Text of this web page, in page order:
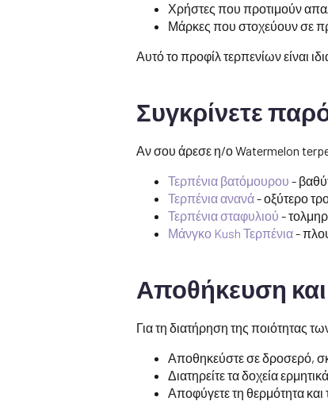
Χρήστες που προτιμούν
Μάρκες που στοχεύουν σε
Αυτό το προφίλ τερπενίων είναι
Συγκρίνετε
Αν σου άρεσε η/ο Watermelon
Τερπένια βατόμουρου -
Τερπένια ανανά- οξύτερο
Τερπένια σταφυλιού -
Μάνγκο Kush Τερπένια-
Αποθήκευση και
Για τη διατήρηση της ποιότητας
Αποθηκεύστε σε δροσερό,
Διατηρείτε τα δοχεία
Αποφύγετε τη θερμότητα